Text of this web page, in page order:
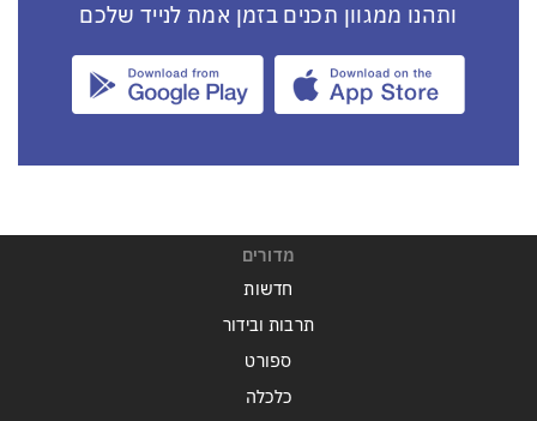
ותהנו ממגוון תכנים בזמן אמת לנייד שלכם
מדורים
חדשות
תרבות ובידור
ספורט
כלכלה